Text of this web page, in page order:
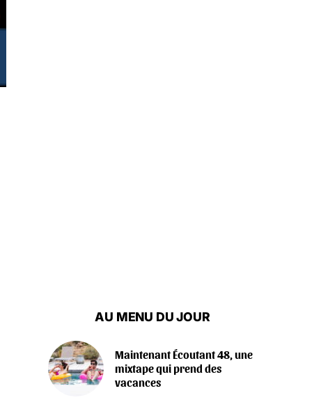
AU MENU DU JOUR
Maintenant Écoutant 48, une
mixtape qui prend des
vacances